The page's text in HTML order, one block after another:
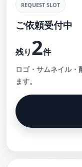
REQUEST SLOT
ご依頼受付中
残り2件
ロゴ・サムネイル
ます。